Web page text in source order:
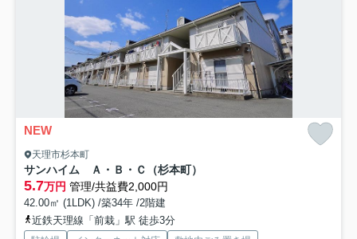
NEW
天理市杉本町
サンハイム Ａ・Ｂ・Ｃ（杉本町）
5.7万円 管理/共益費2,000円
42.00㎡ (1LDK) /築34年 /2階建
近鉄天理線「前栽」駅 徒歩3分